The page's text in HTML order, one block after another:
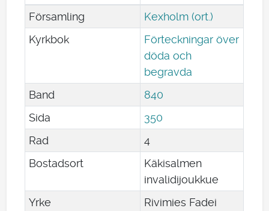
Församling
Kexholm (ort.)
Kyrkbok
Förteckningar över
döda och
begravda
Band
840
Sida
350
Rad
4
Bostadsort
Käkisalmen
invalidijoukkue
Yrke
Rivimies Fadei